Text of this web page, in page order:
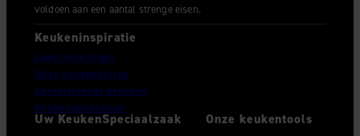
voldoen aan een aantal strenge eisen.
Keukeninspiratie
Lees onze blogs
Onze keukenstijlen
Gerealiseerde keukens
Keukenapparatuur
Uw KeukenSpeciaalzaak Onze keukentools